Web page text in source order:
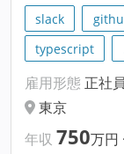
slack
typescript
雇用形態 正社員
東京
年収 750万円